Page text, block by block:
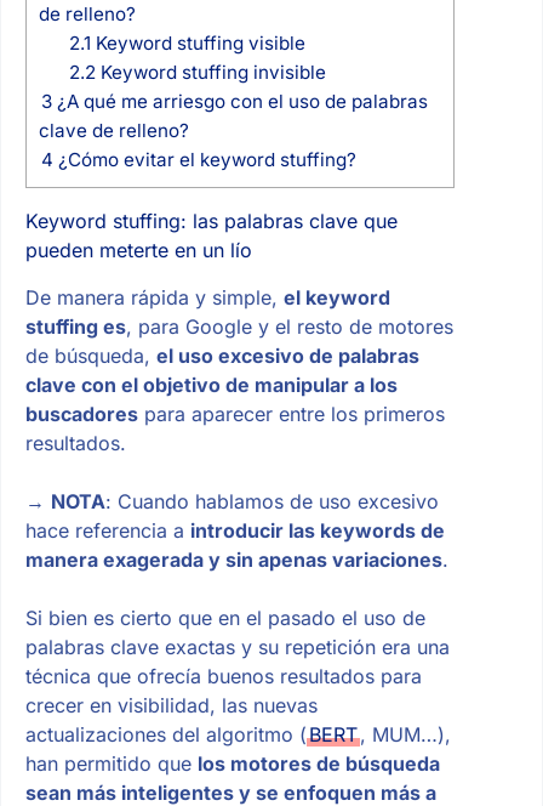
de relleno?
2.1 Keyword stuffing visible
2.2Keyword stuffing invisible
3¿A qué me arriesgo con el uso de palabras
clave de relleno?
4 ¿Cómo evitar el keyword stuffing?
Keyword stuffing: las palabras clave que
pueden meterte en un lío
De manera rápida y simple, el keyword
stuffing es, para Google y el resto de motores
de búsqueda, el uso excesivo de palabras
clave con el objetivo de manipular a los
buscadorespara aparecer entre los primeros
resultados.
→ NOTA: Cuando hablamos de uso excesivo
hace referencia a introducir las keywords de
manera exagerada y sin apenas variaciones.
Si bien es cierto que en el pasado el uso de
palabras clave exactas y su repetición era una
técnica que ofrecía buenos resultados para
crecer en visibilidad, las nuevas
actualizaciones del algoritmo (BERT, MUM…),
han permitido que los motores de búsqueda
sean más inteligentes y se enfoquen más a